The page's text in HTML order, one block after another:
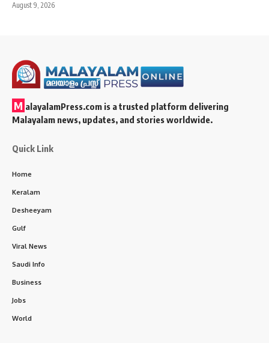
August 9, 2026
M alayalamPress.com is a trusted platform delivering
Malayalam news, updates, and stories worldwide.
Quick Link
Home
Keralam
Desheeyam
Gulf
Viral News
Saudi Info
Business
Jobs
World